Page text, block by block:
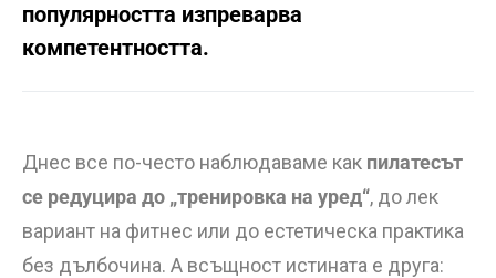
популярността изпреварва
компетентността.
Днес все по-често наблюдаваме как пилатесът
се редуцира до „тренировка на уред“, до лек
вариант на фитнес или до естетическа практика
без дълбочина. А всъщност истината е друга: